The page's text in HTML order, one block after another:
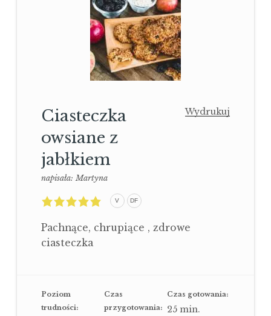
Wydrukuj
Ciasteczka
owsiane z
jabłkiem
napisała:Martyna
5,0
rating
on
2
ratings
V DF
Pachnące, chrupiące , zdrowe
ciasteczka
Poziom
trudności:
Czas
przygotowania:
Czas gotowania:
25 min.